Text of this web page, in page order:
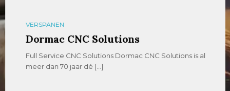
VERSPANEN
Dormac CNC Solutions
Full Service CNC Solutions Dormac CNC Solutions is al
meer dan 70 jaar dé […]